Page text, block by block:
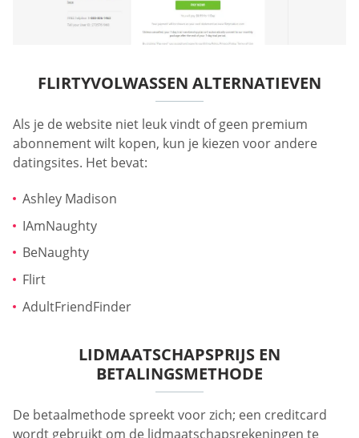
FLIRTYVOLWASSEN ALTERNATIEVEN
Als je de website niet leuk vindt of geen premium
abonnement wilt kopen, kun je kiezen voor andere
datingsites. Het bevat:
Ashley Madison
IAmNaughty
BeNaughty
Flirt
AdultFriendFinder
LIDMAATSCHAPSPRIJS EN
BETALINGSMETHODE
De betaalmethode spreekt voor zich; een creditcard
wordt gebruikt om de lidmaatschapsrekeningen te